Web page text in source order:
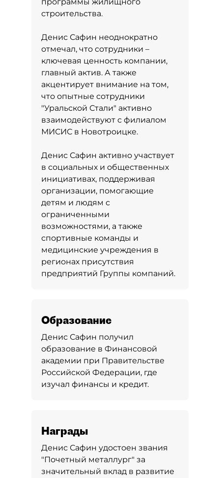
строительства.
Денис Сафин неоднократно
отмечал, что сотрудники –
ключевая ценность компании,
главный актив. А также
акцентирует внимание на том,
что опытные сотрудники
"Уральской Стали" активно
взаимодействуют с филиалом
МИСИС в Новотроицке.
Денис Сафин активно участвует
в социальных и общественных
инициативах, поддерживая
организации, помогающие
детям и людям с
ограниченными
возможностями, а также
спортивные команды и
медицинские учреждения в
регионах присутствия
предприятий Группы компаний.
Образование
Денис Сафин получил
образование в Финансовой
академии при Правительстве
Российской Федерации, где
изучал финансы и кредит.
Награды
Денис Сафин удостоен звания
"Почетный металлург" за
значительный вклад в развитие